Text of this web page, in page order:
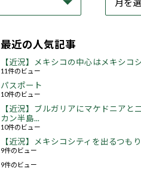
最近の人気記事
【近況】メキシコの中心はメキシコ
11件のビュー
パスポート
10件のビュー
【近況】ブルガリアにマケドニアと
カン半島...
10件のビュー
【近況】メキシコシティを出るつも
9件のビュー
9件のビュー